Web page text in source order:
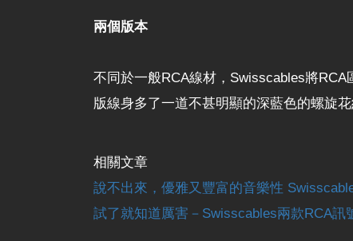
兩個版本
不同於一般RCA線材，Swisscables將
版線身多了一道不甚明顯的深藍色的螺旋花
相關文章
說不出來，優雅又豐富的音樂性
試了就知道厲害－Swisscables兩款RCA訊